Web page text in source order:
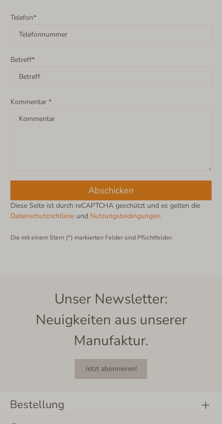
Telefon*
Betreff*
Kommentar *
Die mit einem Stern (*) markierten Felder sind Pflichtfelder.
Diese Seite ist durch reCAPTCHA geschützt und es gelten die
Datenschutzrichtlinie und Nutzungsbedingungen.
Abschicken
Unser Newsletter:
Neuigkeiten aus unserer
Manufaktur.
Jetzt abonnieren!
Bestellung